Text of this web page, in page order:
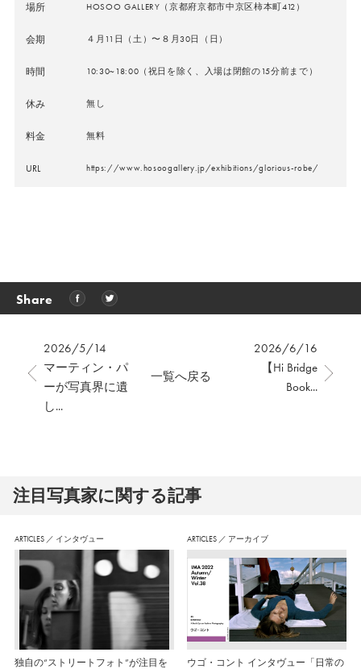
場所 HOSOO GALLERY（京都府京都市中京区柿本町412）
会期 ４月11日（土）〜８月30日（日）
時間 10:30~18:00（祝日を除く、入場は閉館の15分前まで）
休み 無し
料金 無料
URL https://www.hosoogallery.jp/exhibitions/glorious-robe/
Share
2026/5/14
マーティン・パ
ーが写真界に遺
し...
2026/6/16
【Hi Bridge
Book...
一覧へ戻る
注⽬写真家に関する記事
ARTICLES ／ インタヴュー
独自の“ストリートフォト”が注目を
ARTICLES ／ アーカイブ
ウゴ・コント インタヴュー「日常の